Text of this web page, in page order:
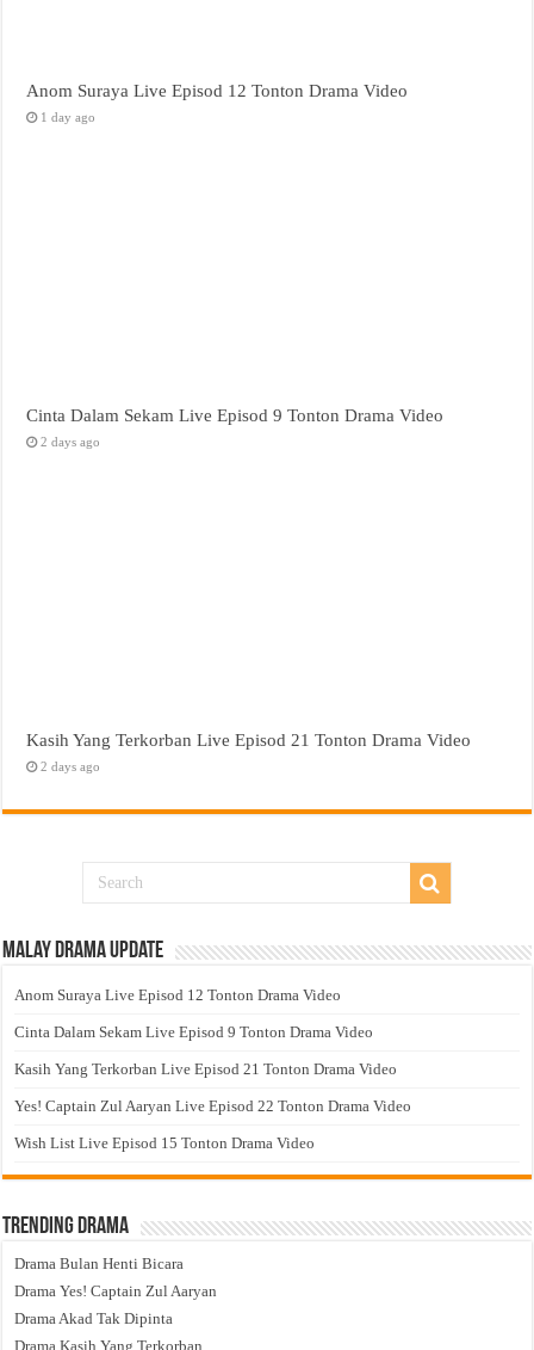
Anom Suraya Live Episod 12 Tonton Drama Video
1 day ago
Cinta Dalam Sekam Live Episod 9 Tonton Drama Video
2 days ago
Kasih Yang Terkorban Live Episod 21 Tonton Drama Video
2 days ago
Malay Drama Update
Anom Suraya Live Episod 12 Tonton Drama Video
Cinta Dalam Sekam Live Episod 9 Tonton Drama Video
Kasih Yang Terkorban Live Episod 21 Tonton Drama Video
Yes! Captain Zul Aaryan Live Episod 22 Tonton Drama Video
Wish List Live Episod 15 Tonton Drama Video
Trending Drama
Drama Bulan Henti Bicara
Drama Yes! Captain Zul Aaryan
Drama Akad Tak Dipinta
Drama Kasih Yang Terkorban